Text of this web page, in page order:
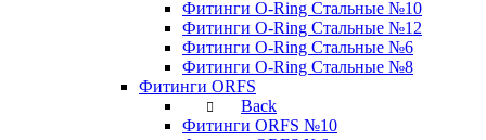
Фитинги O-Ring Стальные №10
Фитинги O-Ring Стальные №12
Фитинги O-Ring Стальные №6
Фитинги O-Ring Стальные №8
Фитинги ORFS
Back
Фитинги ORFS №10